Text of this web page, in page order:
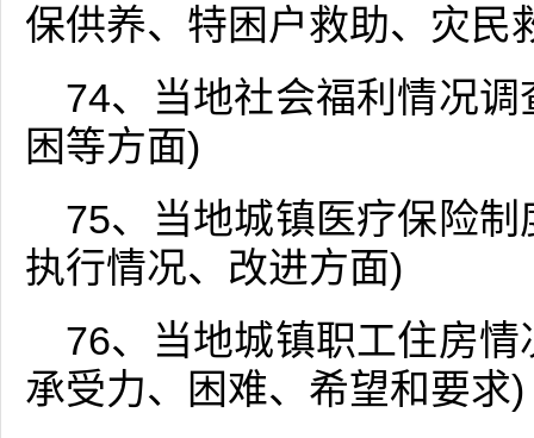
保供养、特困户救助、灾民
74、当地社会福利情况
困等方面)
75、当地城镇医疗保险
执行情况、改进方面)
76、当地城镇职工住房
承受力、困难、希望和要求)